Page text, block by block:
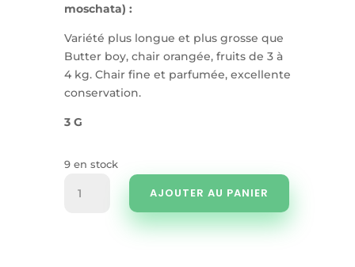
moschata) :
Variété plus longue et plus grosse que
Butter boy, chair orangée, fruits de 3 à
4 kg. Chair fine et parfumée, excellente
conservation.
3 G
9 en stock
AJOUTER AU PANIER